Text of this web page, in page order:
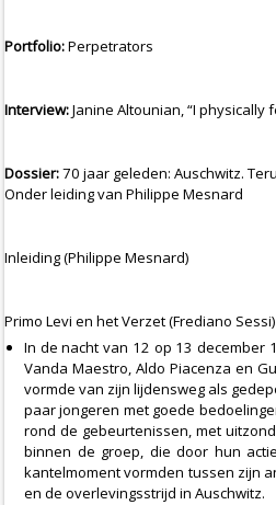
Portfolio:Perpetrators
Interview:Janine Altounian, “I physically
Dossier:70 jaar geleden: Auschwitz.
Onder leiding van Philippe Mesnard
Inleiding (Philippe Mesnard)
Primo Levi en het Verzet (Frediano Sessi)
In de nacht van 12 op 13 december
Vanda Maestro, Aldo Piacenza en
vormde van zijn lijdensweg als
paar jongeren met goede
rond de gebeurtenissen, met
binnen de groep, die door hun
kantelmoment vormden tussen zijn
en de overlevingsstrijd in Auschwitz.